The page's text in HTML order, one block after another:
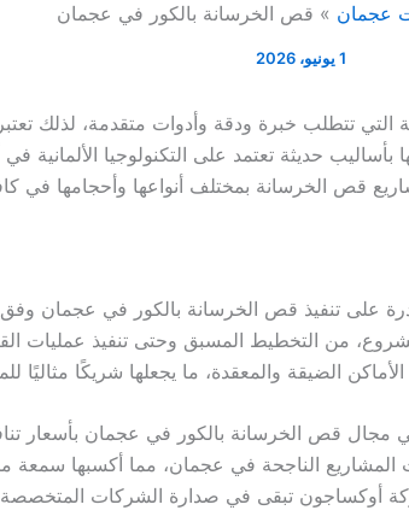
عجمان قص الخرسانة بالكور في عجمان
1 يونيو، 2026
تتطلب خبرة ودقة وأدوات متقدمة، لذلك
حديثة تعتمد على التكنولوجيا
قص الخرسانة بمختلف أنواعها وأحجامها في
تنفيذ قص الخرسانة بالكور في عجمان وفق
من التخطيط المسبق وحتى تنفيذ عمليات
الضيقة والمعقدة، ما يجعلها شريكًا مثاليًا
مجال قص الخرسانة بالكور في عجمان بأسعار
الناجحة في عجمان، مما أكسبها سمعة
أوكساجون تبقى في صدارة الشركات